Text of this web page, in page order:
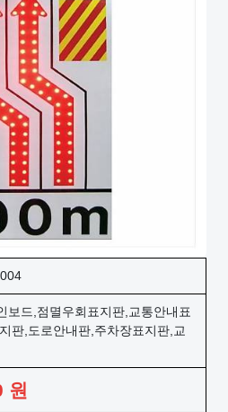
보드,점멸우회표지판,교통안내표
판,도로안내판,주차장표지판,교
원